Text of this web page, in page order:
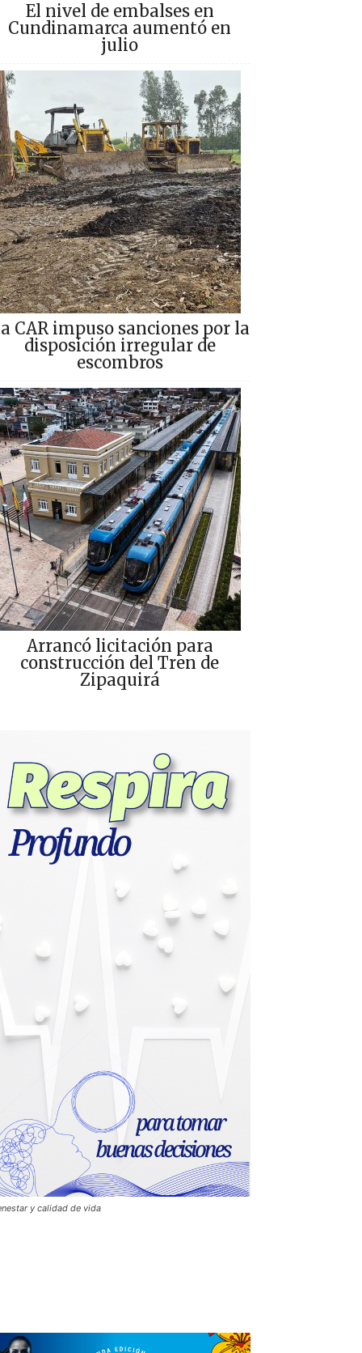
El nivel de embalses en
Cundinamarca aumentó en
julio
CAR impuso sanciones por la
disposición irregular de
escombros
Arrancó licitación para
construcción del Tren de
Zipaquirá
y calidad de vida